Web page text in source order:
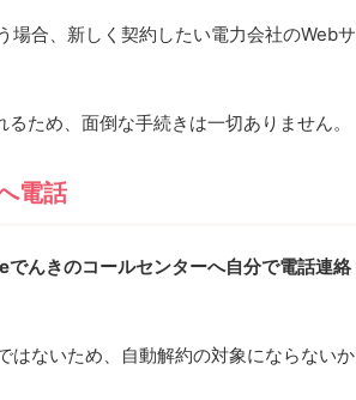
場合、新しく契約したい電力会社のWebサ
るため、面倒な手続きは一切ありません。
電話
んきのコールセンターへ自分で電話連絡
はないため、自動解約の対象にならないか